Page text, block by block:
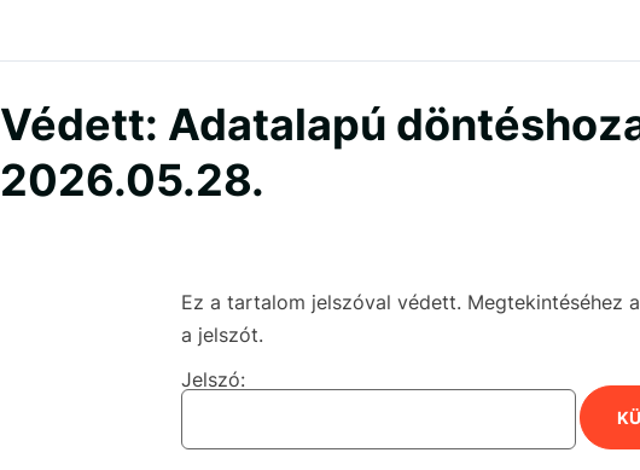
Védett: Adatalapú
2026.05.28.
Ez a tartalom jelszóval védett. Megtekintéséhez
a jelszót.
Jelszó: